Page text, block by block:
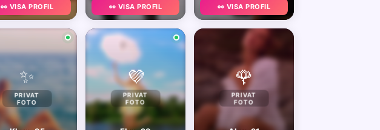
👀 VISA PROFIL 👀 VISA PROFIL 👀 VISA PROFIL
✨
PRIVAT
FOTO
💜
PRIVAT
FOTO
🌹
PRIVAT
FOTO